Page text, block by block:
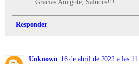
Gracias Amigote, Saludos!!!
Responder
Unknown 16 de abril de 2022 a las